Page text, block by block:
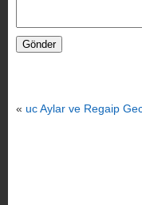
« uc Aylar ve Regaip